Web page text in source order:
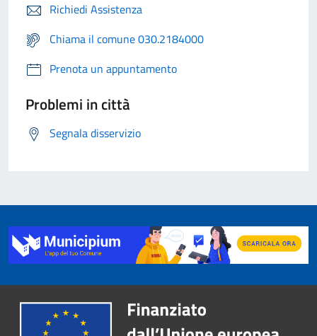
Richiedi Assistenza
Chiama il comune 030.2184000
Prenota un appuntamento
Problemi in città
Segnala disservizio